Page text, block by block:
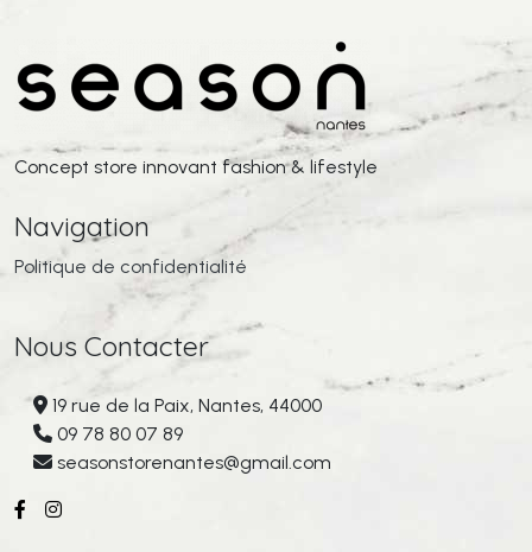
Concept store innovant fashion & lifestyle
Navigation
Politique de confidentialité
Nous Contacter
19 rue de la Paix, Nantes, 44000
09 78 80 07 89
seasonstorenantes@gmail.com